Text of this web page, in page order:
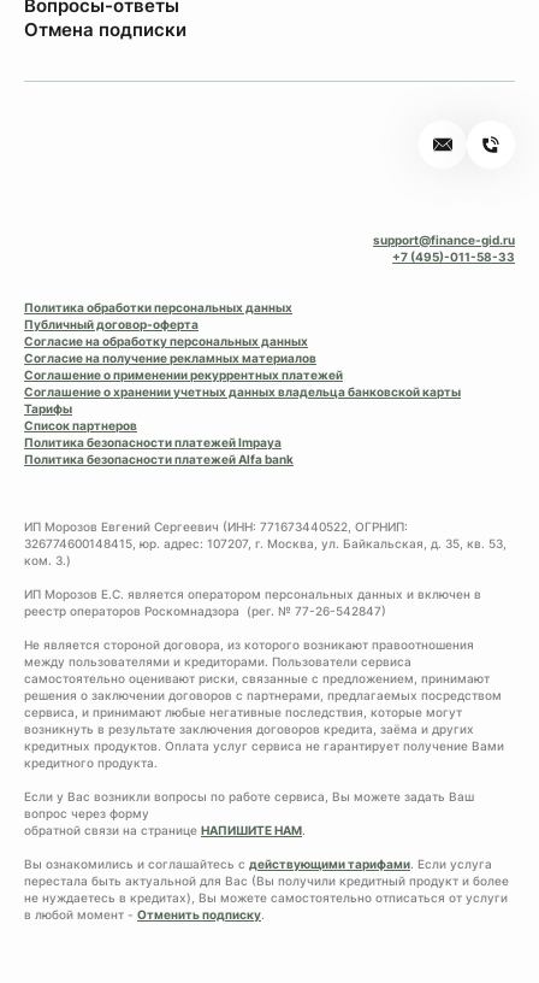
Вопросы-ответы
Отмена подписки
support@finance-gid.ru
+7 (495)-011-58-33
Политика обработки персональных данных
Публичный договор-оферта
Согласие на обработку персональных данных
Согласие на получение рекламных материалов
Соглашение о применении рекуррентных платежей
Соглашение о хранении учетных данных владельца банковской карты
Тарифы
Список партнеров
Политика безопасности платежей Impaya
Политика безопасности платежей Alfa bank
ИП Морозов Евгений Сергеевич (ИНН: 771673440522, ОГРНИП:
326774600148415, юр. адрес: 107207, г. Москва, ул. Байкальская, д. 35, кв. 53,
ком. 3.)
ИП Морозов Е.С. является оператором персональных данных и включен в
реестр операторов Роскомнадзора (рег. № 77-26-542847)
Не является стороной договора, из которого возникают правоотношения
между пользователями и кредиторами. Пользователи сервиса
самостоятельно оценивают риски, связанные с предложением, принимают
решения о заключении договоров с партнерами, предлагаемых посредством
сервиса, и принимают любые негативные последствия, которые могут
возникнуть в результате заключения договоров кредита, заёма и других
кредитных продуктов. Оплата услуг сервиса не гарантирует получение Вами
кредитного продукта.
Если у Вас возникли вопросы по работе сервиса, Вы можете задать Ваш
вопрос через форму
обратной связи на странице НАПИШИТЕ НАМ.
Вы ознакомились и соглашайтесь с действующими тарифами. Если услуга
перестала быть актуальной для Вас (Вы получили кредитный продукт и более
не нуждаетесь в кредитах), Вы можете самостоятельно отписаться от услуги
в любой момент - Отменить подписку.